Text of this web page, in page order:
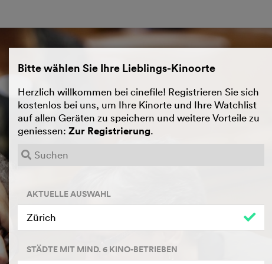
Bitte wählen Sie Ihre Lieblings-Kinoorte
Herzlich willkommen bei cinefile! Registrieren Sie sich
kostenlos bei uns, um Ihre Kinorte und Ihre Watchlist
auf allen Geräten zu speichern und weitere Vorteile zu
geniessen: Zur Registrierung.
AKTUELLE AUSWAHL
Zürich
STÄDTE MIT MIND. 6 KINO-BETRIEBEN